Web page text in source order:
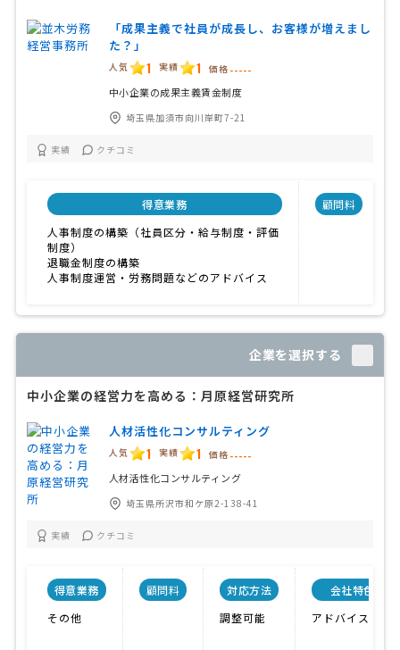
「成果主義で社員が成長し、お客様が増えまし
た？」
人気 1 実績 1 価格 -----
中小企業の成果主義賃金制度
埼玉県加須市向川岸町7-21
実績 クチコミ
得意業務
人事制度の構築（社員区分・給与制度・評価
制度）
退職金制度の構築
人事制度運営・労務問題などのアドバイス
顧問料
企業を選択する
中小企業の経営力を高める：月原経営研究所
人材活性化コンサルティング
人気 1 実績 1 価格 -----
人材活性化コンサルティング
埼玉県所沢市和ケ原2-138-41
実績 クチコミ
得意業務
その他
顧問料
対応方法
調整可能
会社特色
アドバイス中心